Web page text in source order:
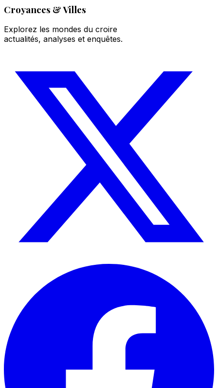
Croyances & Villes
Explorez les mondes du croire
actualités, analyses et enquêtes.